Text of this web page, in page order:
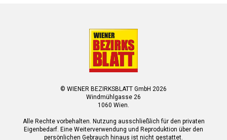
© WIENER BEZIRKSBLATT GmbH 2026
Windmühlgasse 26
1060 Wien.
Alle Rechte vorbehalten. Nutzung ausschließlich für den privaten
Eigenbedarf. Eine Weiterverwendung und Reproduktion über den
persönlichen Gebrauch hinaus ist nicht gestattet.